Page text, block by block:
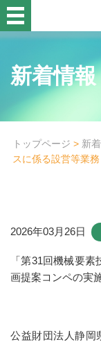
活用例・コラム
財団概要
目的別
診断設備チーム
企画・創業支援チ
創業者成長支援事業
新着情報
トップページ > 新
スに係る設営等業
2026年03月26日
「第31回機械要
画提案コンペの実
公益財団法人静岡